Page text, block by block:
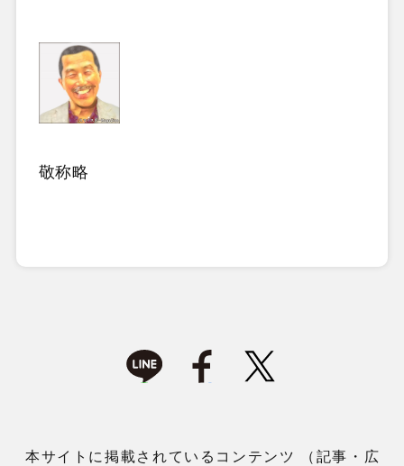
敬称略
本サイトに掲載されているコンテンツ （記事・広